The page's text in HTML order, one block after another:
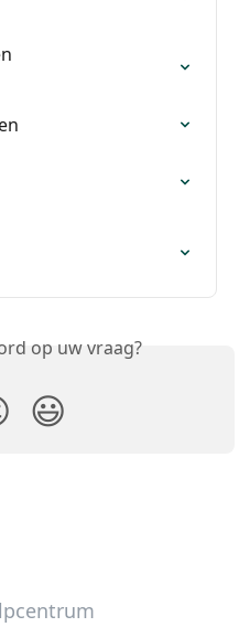
op uw vraag?
😃